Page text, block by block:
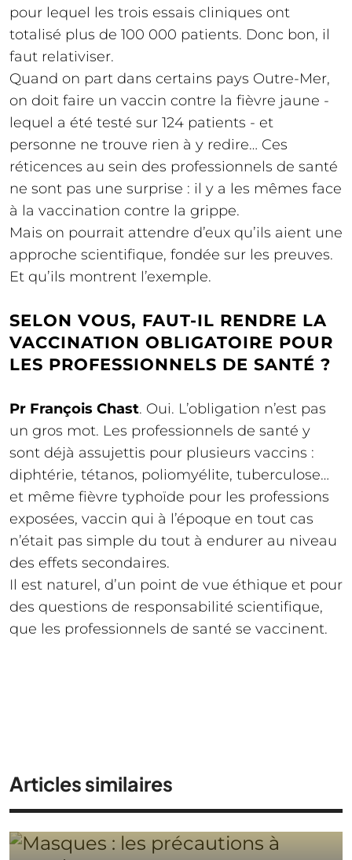
pour lequel les trois essais cliniques ont
totalisé plus de 100 000 patients. Donc bon, il
faut relativiser.
Quand on part dans certains pays Outre-Mer,
on doit faire un vaccin contre la fièvre jaune -
lequel a été testé sur 124 patients - et
personne ne trouve rien à y redire… Ces
réticences au sein des professionnels de santé
ne sont pas une surprise : il y a les mêmes face
à la vaccination contre la grippe.
Mais on pourrait attendre d’eux qu’ils aient une
approche scientifique, fondée sur les preuves.
Et qu’ils montrent l’exemple.
SELON VOUS, FAUT-IL RENDRE LA
VACCINATION OBLIGATOIRE POUR
LES PROFESSIONNELS DE SANTÉ ?
Pr François Chast. Oui. L’obligation n’est pas
un gros mot. Les professionnels de santé y
sont déjà assujettis pour plusieurs vaccins :
diphtérie, tétanos, poliomyélite, tuberculose…
et même fièvre typhoïde pour les professions
exposées, vaccin qui à l’époque en tout cas
n’était pas simple du tout à endurer au niveau
des effets secondaires.
Il est naturel, d’un point de vue éthique et pour
des questions de responsabilité scientifique,
que les professionnels de santé se vaccinent.
Articles similaires